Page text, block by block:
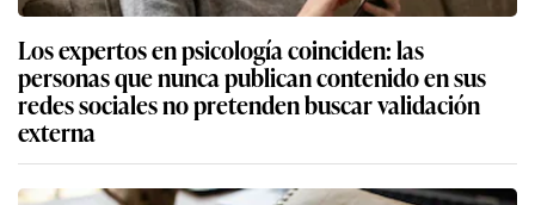
Los expertos en psicología coinciden: las
personas que nunca publican contenido en sus
redes sociales no pretenden buscar validación
externa